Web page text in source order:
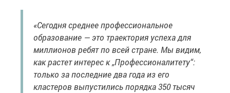
«Сегодня среднее профессиональное
образование — это траектория успеха для
миллионов ребят по всей стране. Мы видим,
как растет интерес к „Профессионалитету“:
только за последние два года из его
кластеров выпустились порядка 350 тысяч